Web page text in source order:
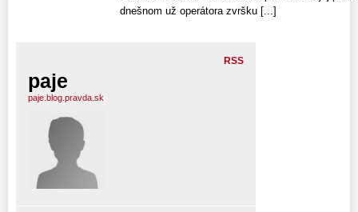
dnešnom už operátora zvršku [...]
RSS
paje
paje.blog.pravda.sk